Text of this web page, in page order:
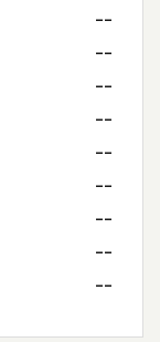
--
--
--
--
--
--
--
--
--